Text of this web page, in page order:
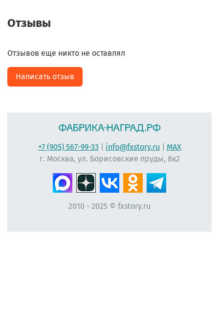
Отзывы
Отзывов еще никто не оставлял
Написать отзыв
+7 (905) 567-99-33 info@fxstory.ru
MAX
г. Москва, ул. Борисовские пруды, 8к2
2010 - 2025 © fxstory.ru